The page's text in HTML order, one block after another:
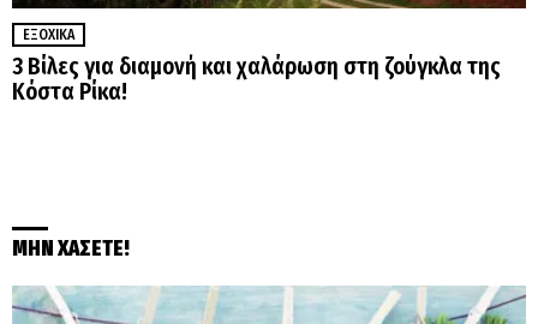
ΕΞΟΧΙΚΆ
3 Βίλες για διαμονή και χαλάρωση στη ζούγκλα της
Κόστα Ρίκα!
ΜΗΝ ΧΑΣΕΤΕ!